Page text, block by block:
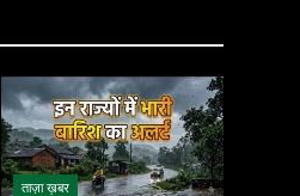
ताज़ा ख़बर